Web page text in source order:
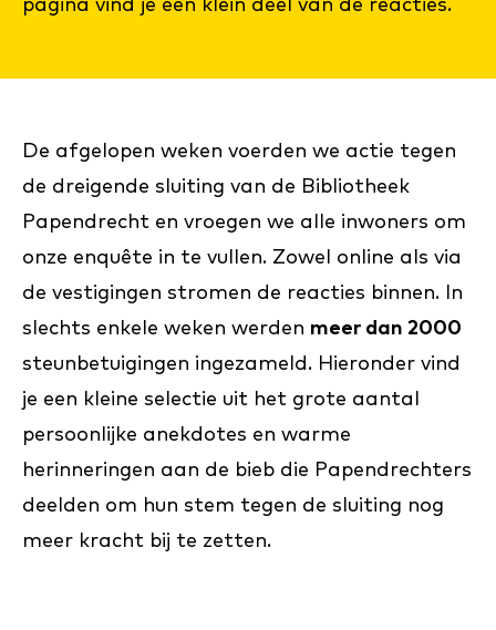
pagina vind je een klein deel van de reacties.
De afgelopen weken voerden we actie tegen
de dreigende sluiting van de Bibliotheek
Papendrecht en vroegen we alle inwoners om
onze enquête in te vullen. Zowel online als via
de vestigingen stromen de reacties binnen. In
slechts enkele weken werden meer dan 2000
steunbetuigingen ingezameld. Hieronder vind
je een kleine selectie uit het grote aantal
persoonlijke anekdotes en warme
herinneringen aan de bieb die Papendrechters
deelden om hun stem tegen de sluiting nog
meer kracht bij te zetten.